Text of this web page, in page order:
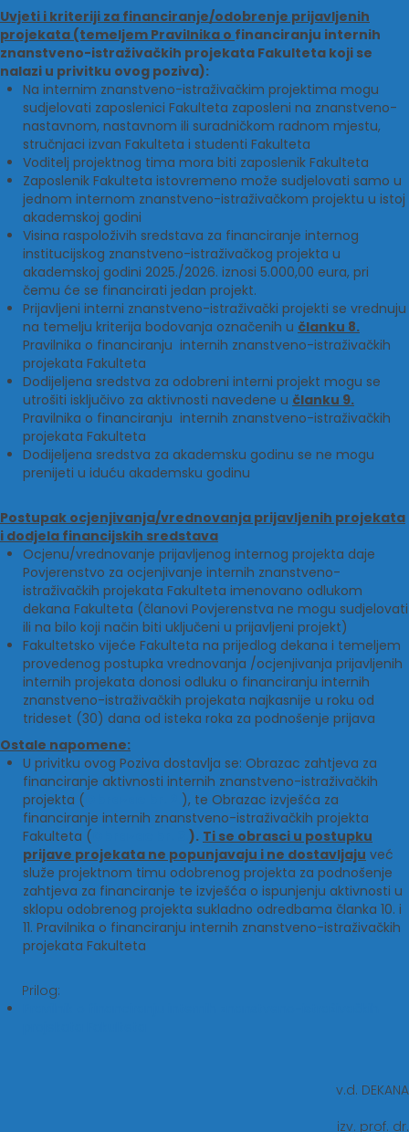
Uvjeti i kriteriji za financiranje/odobrenje prijavljenih
projekata (temeljem Pravilnika o financiranju internih
znanstveno-istraživačkih projekata Fakulteta koji se
nalazi u privitku ovog poziva):
Na internim znanstveno-istraživačkim projektima mogu
sudjelovati zaposlenici Fakulteta zaposleni na znanstveno-
nastavnom, nastavnom ili suradničkom radnom mjestu,
stručnjaci izvan Fakulteta i studenti Fakulteta
Voditelj projektnog tima mora biti zaposlenik Fakulteta
Zaposlenik Fakulteta istovremeno može sudjelovati samo u
jednom internom znanstveno-istraživačkom projektu u istoj
akademskoj godini
Visina raspoloživih sredstava za financiranje internog
institucijskog znanstveno-istraživačkog projekta u
akademskoj godini 2025./2026. iznosi 5.000,00 eura, pri
čemu će se financirati jedan projekt.
Prijavljeni interni znanstveno-istraživački projekti se vrednuju
na temelju kriterija bodovanja označenih u članku 8.
Pravilnika o financiranju internih znanstveno-istraživačkih
projekata Fakulteta
Dodijeljena sredstva za odobreni interni projekt mogu se
utrošiti isključivo za aktivnosti navedene u članku 9.
Pravilnika o financiranju internih znanstveno-istraživačkih
projekata Fakulteta
Dodijeljena sredstva za akademsku godinu se ne mogu
prenijeti u iduću akademsku godinu
Postupak ocjenjivanja/vrednovanja prijavljenih projekata
i dodjela financijskih sredstava
Ocjenu/vrednovanje prijavljenog internog projekta daje
Povjerenstvo za ocjenjivanje internih znanstveno-
istraživačkih projekata Fakulteta imenovano odlukom
dekana Fakulteta (članovi Povjerenstva ne mogu sudjelovati
ili na bilo koji način biti uključeni u prijavljeni projekt)
Fakultetsko vijeće Fakulteta na prijedlog dekana i temeljem
provedenog postupka vrednovanja /ocjenjivanja prijavljenih
internih projekata donosi odluku o financiranju internih
znanstveno-istraživačkih projekata najkasnije u roku od
trideset (30) dana od isteka roka za podnošenje prijava
Ostale napomene:
U privitku ovog Poziva dostavlja se: Obrazac zahtjeva za
financiranje aktivnosti internih znanstveno-istraživačkih
projekta (
), te Obrazac izvješća za
financiranje internih znanstveno-istraživačkih projekta
Fakulteta (
). Ti se obrasci u postupku
prijave projekata ne popunjavaju i ne dostavljaju već
služe projektnom timu odobrenog projekta za podnošenje
zahtjeva za financiranje te izvješća o ispunjenju aktivnosti u
sklopu odobrenog projekta sukladno odredbama članka 10. i
11. Pravilnika o financiranju internih znanstveno-istraživačkih
projekata Fakulteta
Prilog:
v.d. DEKANA
izv. prof. dr.